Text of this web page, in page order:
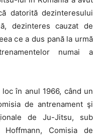
datorită dezinteresului
dezinteres cauzat de
ce a dus pană la urmă
numai a
în anul 1966, când un
de antrenament şi
de Ju-Jitsu, sub
Comisia de